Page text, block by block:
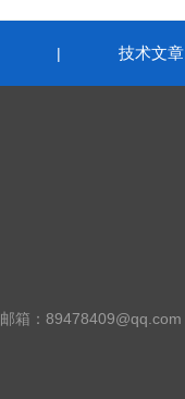
| 技术文章
邮箱：89478409@qq.com